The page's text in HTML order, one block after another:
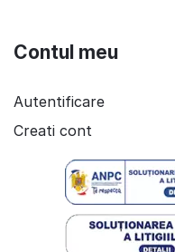
Contul meu
Autentificare
Creati cont